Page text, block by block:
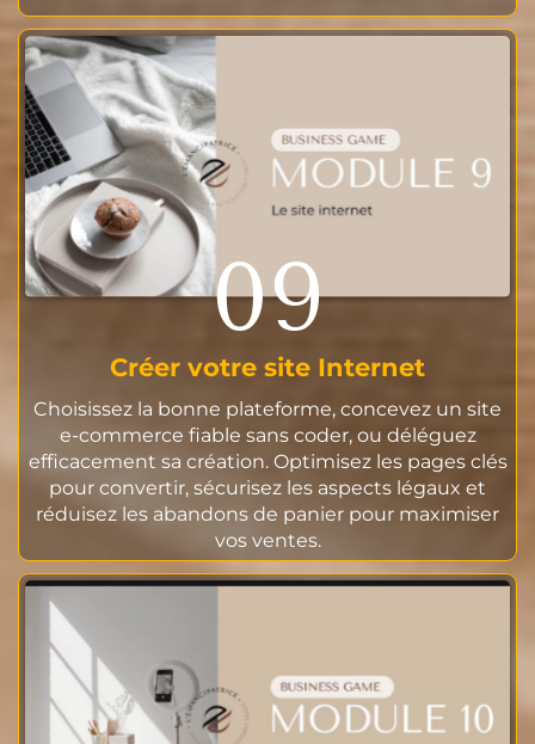
09
Créer votre site Internet
Choisissez la bonne plateforme, concevez un site
e-commerce fiable sans coder, ou déléguez
efficacement sa création. Optimisez les pages clés
pour convertir, sécurisez les aspects légaux et
réduisez les abandons de panier pour maximiser
vos ventes.